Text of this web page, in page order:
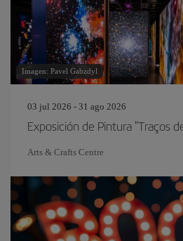
Imagen: Pavel Gabzdyl
03 jul 2026 - 31 ago 2026
Exposición de Pintura "Traços
Arts & Crafts Centre